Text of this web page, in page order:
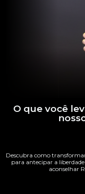
O que você
Descubra como
para antecipar a
aconselhar